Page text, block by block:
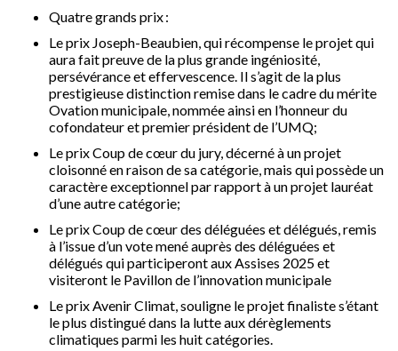
Quatre grands prix :
Le prix Joseph-Beaubien, qui récompense le projet qui
aura fait preuve de la plus grande ingéniosité,
persévérance et effervescence. Il s’agit de la plus
prestigieuse distinction remise dans le cadre du mérite
Ovation municipale, nommée ainsi en l’honneur du
cofondateur et premier président de l’UMQ;
Le prix Coup de cœur du jury, décerné à un projet
cloisonné en raison de sa catégorie, mais qui possède un
caractère exceptionnel par rapport à un projet lauréat
d’une autre catégorie;
Le prix Coup de cœur des déléguées et délégués, remis
à l’issue d’un vote mené auprès des déléguées et
délégués qui participeront aux Assises 2025 et
visiteront le Pavillon de l’innovation municipale
Le prix Avenir Climat, souligne le projet finaliste s’étant
le plus distingué dans la lutte aux dérèglements
climatiques parmi les huit catégories.